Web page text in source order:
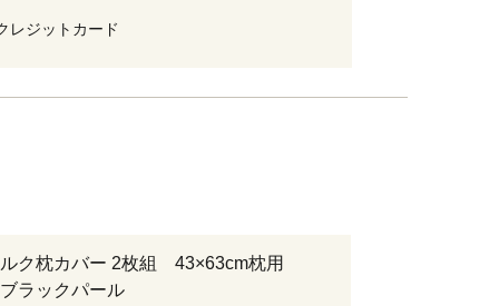
レジットカード
ク枕カバー 2枚組 43×63cm枕用
ラックパール